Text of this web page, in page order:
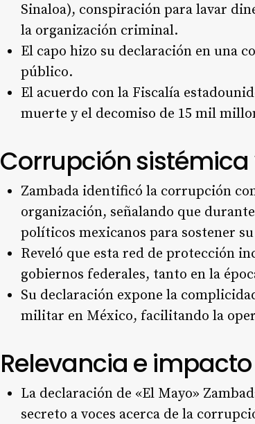
Sinaloa), conspiración para lavar
la organización criminal.
El capo hizo su declaración en una
público.
El acuerdo con la Fiscalía
muerte y el decomiso de 15 mil
Corrupción
Zambada identificó la corrupción
organización, señalando que
políticos mexicanos para sostener
Reveló que esta red de protección
gobiernos federales, tanto en la
Su declaración expone la
militar en México, facilitando la
Relevancia e impacto
La declaración de «El Mayo»
secreto a voces acerca de la